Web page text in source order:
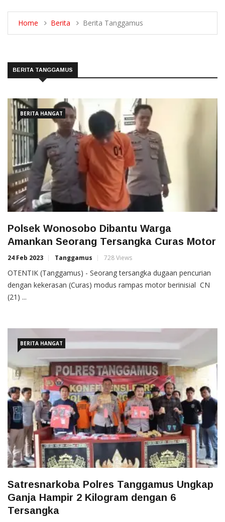
Home Berita Berita Tanggamus
BERITA TANGGAMUS
BERITA HANGAT
Polsek Wonosobo Dibantu Warga
Amankan Seorang Tersangka Curas Motor
24 Feb 2023 Tanggamus 728 Views
OTENTIK (Tanggamus) - Seorang tersangka dugaan pencurian
dengan kekerasan (Curas) modus rampas motor berinisial CN
(21) ...
BERITA HANGAT
Satresnarkoba Polres Tanggamus Ungkap
Ganja Hampir 2 Kilogram dengan 6
Tersangka